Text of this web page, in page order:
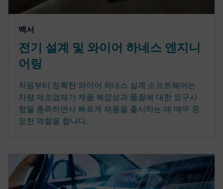
백서
전기 설계 및 와이어 하네스 엔지니
어링
처음부터 정확한 와이어 하네스 설계 소프트웨어는
차량 제조업체가 제품 복잡성과 품질에 대한 요구사
항을 충족하면서 빠르게 제품을 출시하는 데 매우 중
요한 역할을 합니다.